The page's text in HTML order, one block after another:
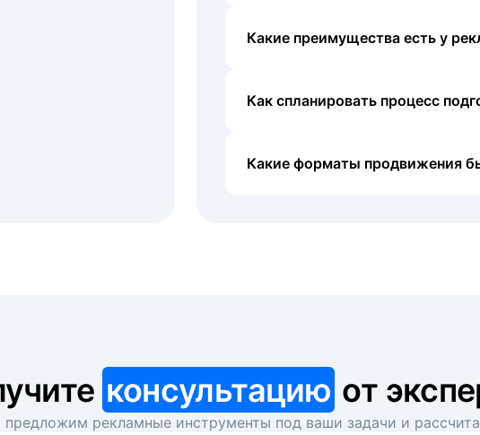
Какие преимущества есть у
Как спланировать процесс
Какие форматы продвижения
консультацию от
рекламные инструменты под ваши задачи и